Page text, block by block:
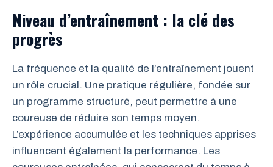
Niveau d’entraînement : la clé des
progrès
La fréquence et la qualité de l’entraînement jouent
un rôle crucial. Une pratique régulière, fondée sur
un programme structuré, peut permettre à une
coureuse de réduire son temps moyen.
L’expérience accumulée et les techniques apprises
influencent également la performance. Les